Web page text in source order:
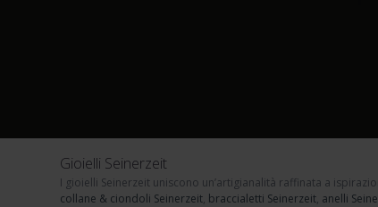
Gioielli Seinerzeit
I gioielli Seinerzeit uniscono un’artigianalità raffinata a
collane & ciondoli Seinerzeit, braccialetti Seinerzeit, anelli